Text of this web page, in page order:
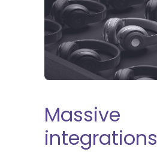
Massive
integrations